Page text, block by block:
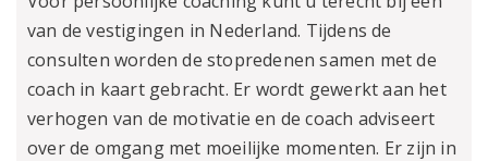
van de vestigingen in Nederland. Tijdens de
consulten worden de stopredenen samen met de
coach in kaart gebracht. Er wordt gewerkt aan het
verhogen van de motivatie en de coach adviseert
over de omgang met moeilijke momenten. Er zijn in